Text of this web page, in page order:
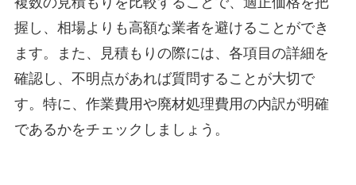
握し、相場よりも高額な業者を避けることができ
ます。また、見積もりの際には、各項目の詳細を
確認し、不明点があれば質問することが大切で
す。特に、作業費用や廃材処理費用の内訳が明確
であるかをチェックしましょう。